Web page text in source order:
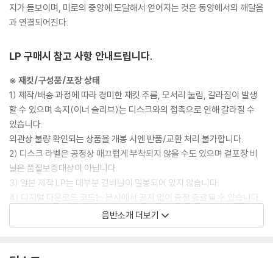
지가 돋보이며, 미로의 중앙에 도달해서 얻어지는 것은 동양에서의 깨달음
과 연결되어진다.
LP 구매시 참고 사항 안내드립니다.
※ 재킷/구성품/포장 상태
1) 제작/배송 과정에 따라 경미한 재킷 주름, 모서리 눌림, 갈라짐이 발생
할 수 있으며 속지(이너 슬리브)는 디스크와의 접촉으로 인해 갈라질 수
있습니다.
외관상 불량 확인되는 상품을 개봉 시엔 반품/교환 처리 불가합니다.
2) 디스크 라벨은 공정상 매끄럽게 부착되지 않을 수도 있으며 겉포장 비
닐은 품질보증대상이 아닙니다.
3) 일본 제작 LP는 대부분 겉비닐이 밀봉되어 있지 않습니다.
4) 디지털 다운로드 코드는 본사에서 공지 없이 증정 종료될 수 있습니다.
※ 재생 불량
음반소개 더보기